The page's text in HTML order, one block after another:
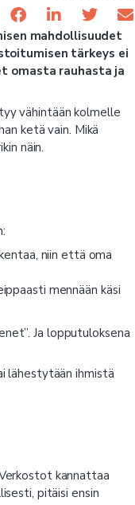
mahdollisuudet
tärkeys ei
omasta rauhasta ja
vähintään kolmelle
ketä vain. Mikä
näin.
niin että oma
mennään käsi
Ja lopputuloksena
lähestytään ihmistä
kannattaa
pitäisi ensin